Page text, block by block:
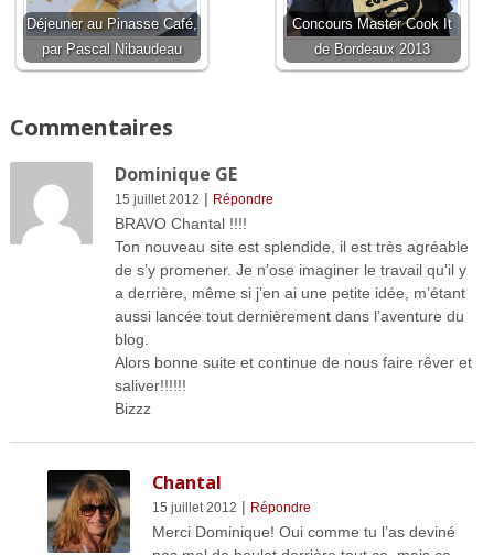
Déjeuner au Pinasse Café,
par Pascal Nibaudeau
Concours Master Cook It
de Bordeaux 2013
Commentaires
Dominique GE
15 juillet 2012 | Répondre
BRAVO Chantal !!!!
Ton nouveau site est splendide, il est très agréable
de s’y promener. Je n’ose imaginer le travail qu’il y
a derrière, même si j’en ai une petite idée, m’étant
aussi lancée tout dernièrement dans l’aventure du
blog.
Alors bonne suite et continue de nous faire rêver et
saliver!!!!!!
Bizzz
Chantal
15 juillet 2012 | Répondre
Merci Dominique! Oui comme tu l’as deviné